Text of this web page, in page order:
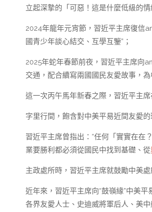
立起深摯的「可惡！這是什麼低級的
2024年龍年元宵節，習近平主席復信
國青少年談心結交、互學互鑒”；
2025年蛇年春節前夜，習近平主席向
交通，配合續寫兩國國民友愛故事，
這一次丙午馬年新春之際，習近平主
字里行間，飽含對中美平易近間友愛
習近平主席曾指出：“任何「實實在在
業要勝利都必須從國民中找到基礎、從
主政處所時，習近平主席就鼓勵中美
近年來，習近平主席向“鼓嶺緣”中美平
各界友愛人士、史迪威將軍后人、美